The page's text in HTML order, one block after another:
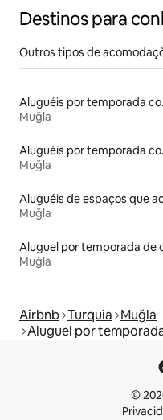
Destinos para
Outros tipos de
Muğla
Muğla
Muğla
Muğla
Airbnb Turquia Muğla
Aluguel por
©